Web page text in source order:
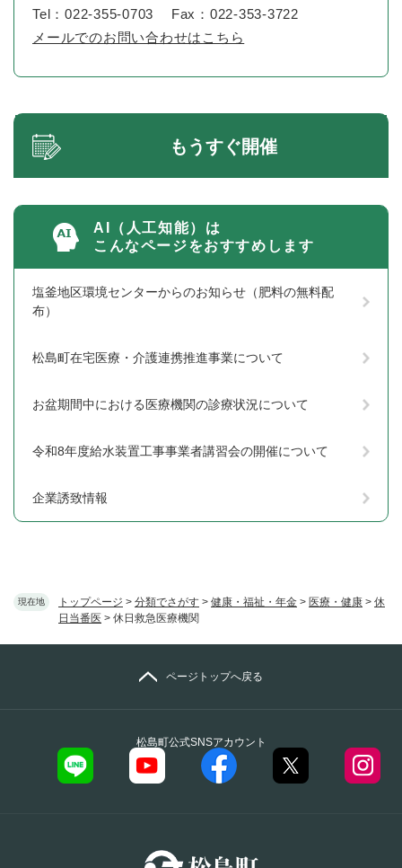
現在地 トップページ > 分類でさがす > 健康・福祉・年金 > 医療・健康 > 休
日当番医 > 休日救急医療機関
Tel：022-355-0703
Fax：022-353-3722
メールでのお問い合わせはこちら
もうすぐ開催
AI（人工知能）は
こんなページをおすすめします
塩釜地区環境センターからのお知らせ（肥料の無料配
布）
松島町在宅医療・介護連携推進事業について
お盆期間中における医療機関の診療状況について
令和8年度給水装置工事事業者講習会の開催について
企業誘致情報
松島町公式SNSアカウント
ページトップへ戻る